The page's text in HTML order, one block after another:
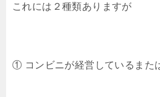
これには２種類ありますが
① コンビニが経営しているまた